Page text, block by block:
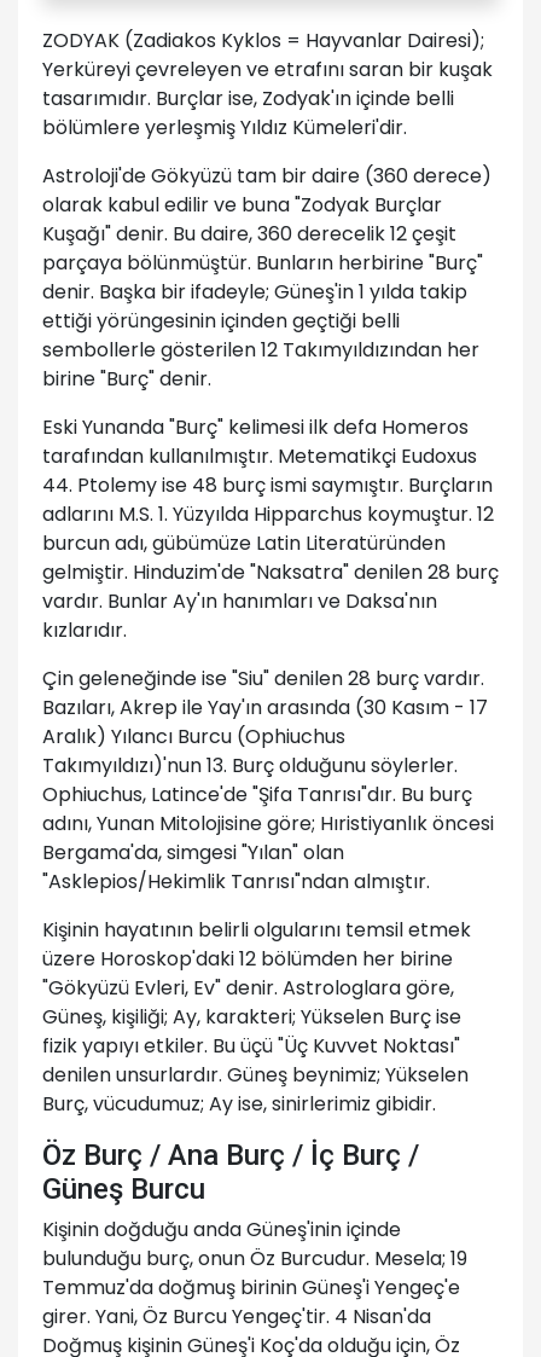
ZODYAK (Zadiakos Kyklos = Hayvanlar Dairesi);
Yerküreyi çevreleyen ve etrafını saran bir kuşak
tasarımıdır. Burçlar ise, Zodyak'ın içinde belli
bölümlere yerleşmiş Yıldız Kümeleri'dir.
Astroloji'de Gökyüzü tam bir daire (360 derece)
olarak kabul edilir ve buna "Zodyak Burçlar
Kuşağı" denir. Bu daire, 360 derecelik 12 çeşit
parçaya bölünmüştür. Bunların herbirine "Burç"
denir. Başka bir ifadeyle; Güneş'in 1 yılda takip
ettiği yörüngesinin içinden geçtiği belli
sembollerle gösterilen 12 Takımyıldızından her
birine "Burç" denir.
Eski Yunanda "Burç" kelimesi ilk defa Homeros
tarafından kullanılmıştır. Metematikçi Eudoxus
44. Ptolemy ise 48 burç ismi saymıştır. Burçların
adlarını M.S. 1. Yüzyılda Hipparchus koymuştur. 12
burcun adı, gübümüze Latin Literatüründen
gelmiştir. Hinduzim'de "Naksatra" denilen 28 burç
vardır. Bunlar Ay'ın hanımları ve Daksa'nın
kızlarıdır.
Çin geleneğinde ise "Siu" denilen 28 burç vardır.
Bazıları, Akrep ile Yay'ın arasında (30 Kasım - 17
Aralık) Yılancı Burcu (Ophiuchus
Takımyıldızı)'nun 13. Burç olduğunu söylerler.
Ophiuchus, Latince'de "Şifa Tanrısı"dır. Bu burç
adını, Yunan Mitolojisine göre; Hıristiyanlık öncesi
Bergama'da, simgesi "Yılan" olan
"Asklepios/Hekimlik Tanrısı"ndan almıştır.
Kişinin hayatının belirli olgularını temsil etmek
üzere Horoskop'daki 12 bölümden her birine
"Gökyüzü Evleri, Ev" denir. Astrologlara göre,
Güneş, kişiliği; Ay, karakteri; Yükselen Burç ise
fizik yapıyı etkiler. Bu üçü "Üç Kuvvet Noktası"
denilen unsurlardır. Güneş beynimiz; Yükselen
Burç, vücudumuz; Ay ise, sinirlerimiz gibidir.
Öz Burç / Ana Burç / İç Burç /
Güneş Burcu
Kişinin doğduğu anda Güneş'inin içinde
bulunduğu burç, onun Öz Burcudur. Mesela; 19
Temmuz'da doğmuş birinin Güneş'i Yengeç'e
girer. Yani, Öz Burcu Yengeç'tir. 4 Nisan'da
Doğmuş kişinin Güneş'i Koç'da olduğu için, Öz